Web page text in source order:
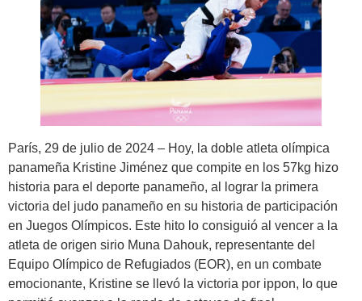
París, 29 de julio de 2024 – Hoy, la doble atleta olímpica
panameña Kristine Jiménez que compite en los 57kg hizo
historia para el deporte panameño, al lograr la primera
victoria del judo panameño en su historia de participación
en Juegos Olímpicos. Este hito lo consiguió al vencer a la
atleta de origen sirio Muna Dahouk, representante del
Equipo Olímpico de Refugiados (EOR), en un combate
emocionante, Kristine se llevó la victoria por ippon, lo que